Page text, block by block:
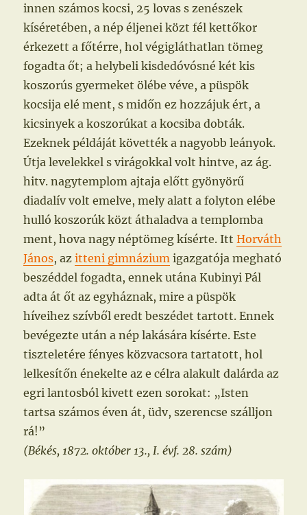
innen számos kocsi, 25 lovas s zenészek
kíséretében, a nép éljenei közt fél kettőkor
érkezett a főtérre, hol végigláthatlan tömeg
fogadta őt; a helybeli kisdedóvósné két kis
koszorús gyermeket ölébe véve, a püspök
kocsija elé ment, s midőn ez hozzájuk ért, a
kicsinyek a koszorúkat a kocsiba dobták.
Ezeknek példáját követték a nagyobb leányok.
Útja levelekkel s virágokkal volt hintve, az ág.
hitv. nagytemplom ajtaja előtt gyönyörű
diadalív volt emelve, mely alatt a folyton elébe
hulló koszorúk közt áthaladva a templomba
ment, hova nagy néptömeg kísérte. IttHorváth
János, azitteni gimnázium igazgatója megható
beszéddel fogadta, ennek utána Kubinyi Pál
adta át őt az egyháznak, mire a püspök
híveihez szívből eredt beszédet tartott. Ennek
bevégezte után a nép lakására kísérte. Este
tiszteletére fényes közvacsora tartatott, hol
lelkesítőn énekelte az e célra alakult dalárda az
egri lantosból kivett ezen sorokat: „Isten
tartsa számos éven át, üdv, szerencse szálljon
rá!”
(Békés, 1872. október 13., I. évf. 28. szám)